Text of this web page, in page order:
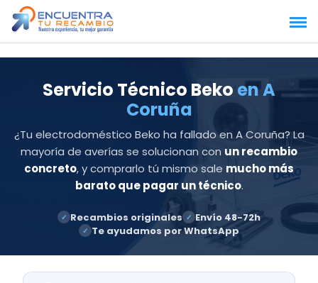
Saltar
contenido
Servicio Técnico Beko en A
Coruña
¿Tu electrodoméstico Beko ha fallado en A Coruña? La
mayoría de averías se solucionan con un recambio
concreto, y comprarlo tú mismo sale mucho más
barato que pagar un técnico.
✓ Recambios originales ✓ Envío 48-72h
✓ Te ayudamos por WhatsApp